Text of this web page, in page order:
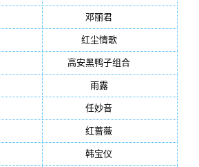
邓丽君
红尘情歌(472)
高安黑鸭子组合
雨露(350)
任妙音
红蔷薇
韩宝仪